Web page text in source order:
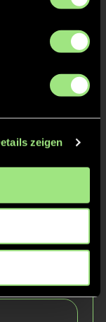
zeigen